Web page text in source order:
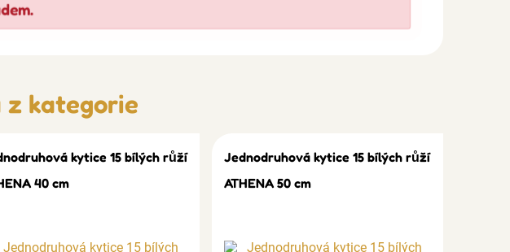
z kategorie
kytice 15 bílých růží
40 cm
Jednodruhová kytice 15 bílých růží
ATHENA 50 cm